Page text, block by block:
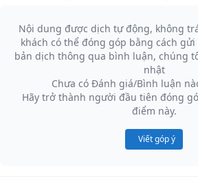
Nội dung được dịch tự động, không
khách có thể đóng góp bằng cách
bản dịch thông qua bình luận, chúng
nhật
Chưa có Đánh giá/Bình luận
Hãy trở thành người đầu tiên đóng
điểm này.
Viết góp ý